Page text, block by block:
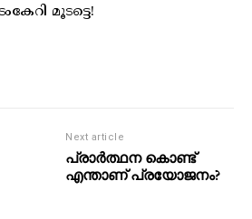
മൂടട്ടെ!
Next article
പ്രാർത്ഥന കൊണ്ട്
എന്താണ് പ്രയോജനം?